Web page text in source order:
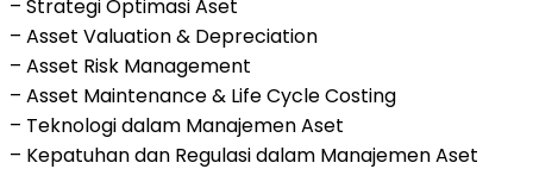
– Strategi Optimasi Aset
– Asset Valuation & Depreciation
– Asset Risk Management
– Asset Maintenance & Life Cycle Costing
– Teknologi dalam Manajemen Aset
– Kepatuhan dan Regulasi dalam Manajemen Aset